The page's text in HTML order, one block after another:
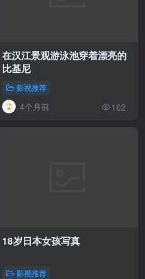
在汉江景观游泳池穿着漂亮的
比基尼
影视推荐
4个月前 102
18岁日本女孩写真
影视推荐